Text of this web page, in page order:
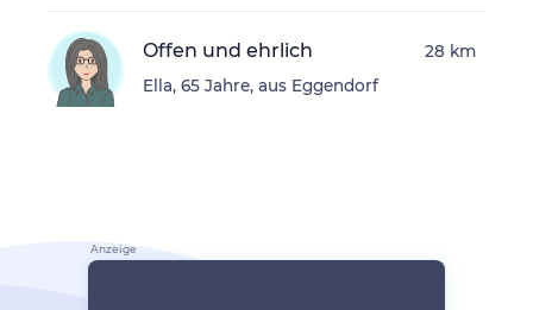
Offen und ehrlich
Ella, 65 Jahre, aus Eggendorf
28 km